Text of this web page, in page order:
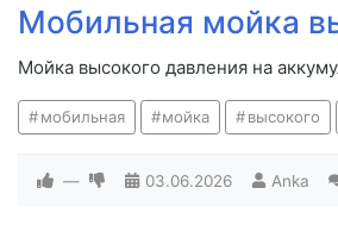
Мобильная мойка
Мойка высокого давления на
мобильная мойка высокого
— 03.06.2026 Anka